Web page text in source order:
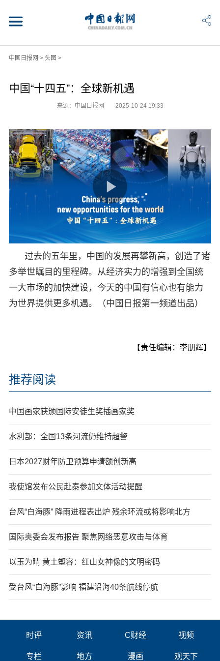
中国日报网 > 头图 >
中国“十四五”：全球新机遇
来源：中国日报网 2025-10-24 19:33
过去的五年里，中国的发展再攀新高，创造了诸
多举世瞩目的里程碑。从经济实力的增强到全国统
一大市场的加快建设，今天的中国有信心也有能力
为世界提供更多机遇。（中国日报第一频道出品）
【责任编辑：李朋辉】
推荐阅读
中国画家获颁国际安徒生奖插画家奖
水利部：全国13条河流仍维持超警
日本2027财年防卫预算申请额创新高
我使馆发布公民赴泰参加文体活动提醒
台风“白海豚” 降雨进程表出炉 残余环流或将影响北方
国际奥委会发布报告 聚焦网络恶意攻击与体育
以玉为睛 黄土塑容：红山女神像的文明密码
受台风“白海豚”影响 福建沿海40条航线停航
时评 资讯 C财经 视频
专栏 地方 漫画 观天下